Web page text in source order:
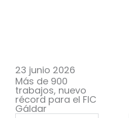
23 junio 2026
Más de 900
trabajos, nuevo
récord para el FIC
Gáldar